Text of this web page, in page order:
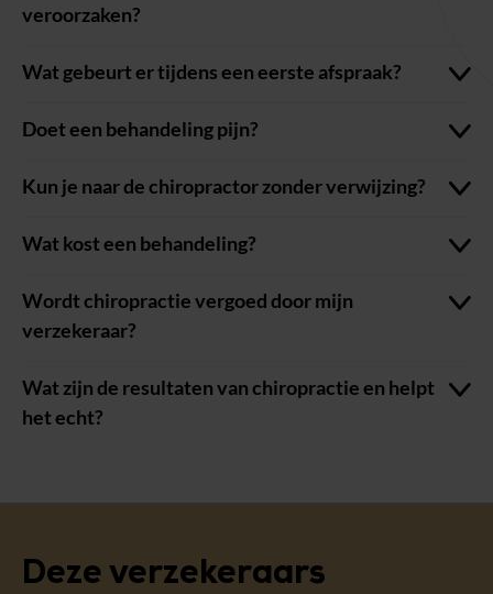
veroorzaken?
Wat gebeurt er tijdens een eerste afspraak?
Doet een behandeling pijn?
Kun je naar de chiropractor zonder verwijzing?
Wat kost een behandeling?
Wordt chiropractie vergoed door mijn
verzekeraar?
Wat zijn de resultaten van chiropractie en helpt
het echt?
Deze verzekeraars